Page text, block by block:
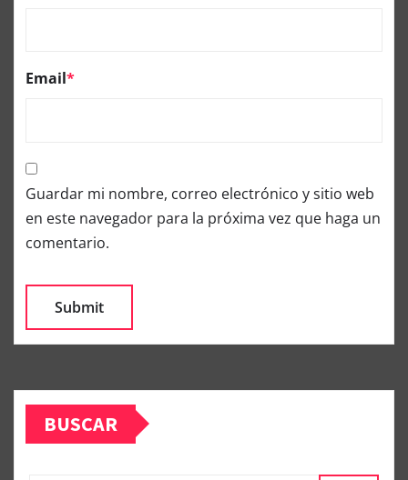
Email*
Guardar mi nombre, correo electrónico y sitio web
en este navegador para la próxima vez que haga un
comentario.
BUSCAR